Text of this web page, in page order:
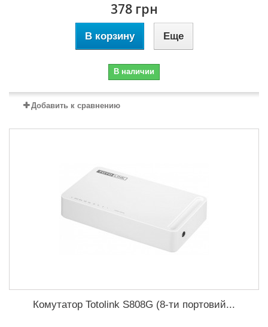
378 грн
В корзину Еще
В наличии
Добавить к сравнению
Комутатор Totolink S808G (8-ти портовий...